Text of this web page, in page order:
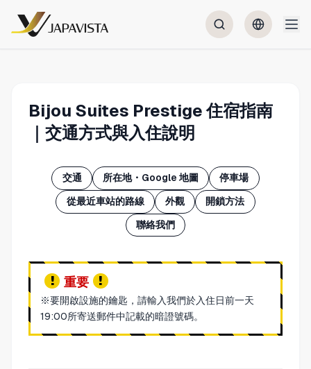
Bijou Suites Prestige 住宿指南
｜交通方式與入住說明
交通 所在地・Google 地圖 停車場
從最近車站的路線 外觀 開鎖方法
聯絡我們
重要
※要開啟設施的鑰匙，請輸入我們於入住日前一天
19:00所寄送郵件中記載的暗證號碼。